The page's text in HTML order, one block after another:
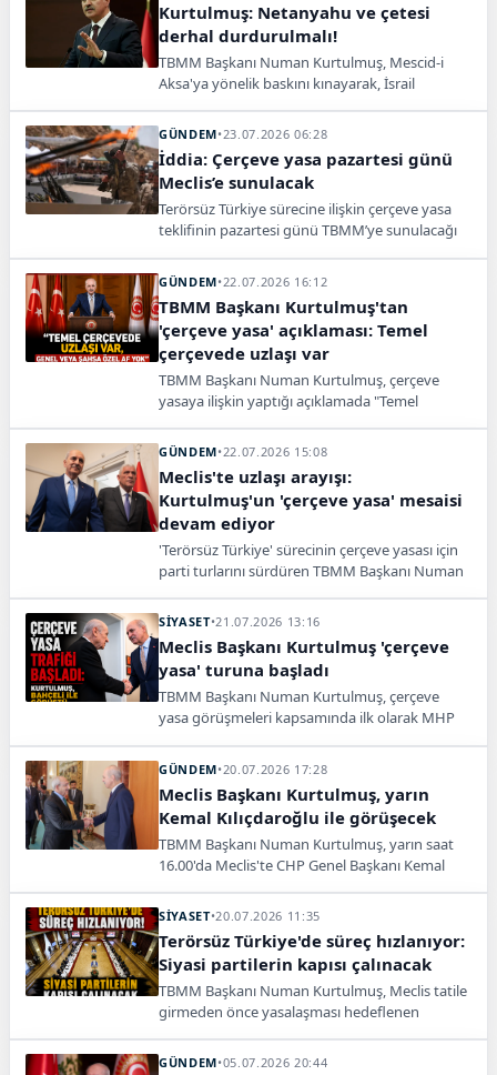
Kurtulmuş: Netanyahu ve çetesi
derhal durdurulmalı!
TBMM Başkanı Numan Kurtulmuş, Mescid-i
Aksa'ya yönelik baskını kınayarak, İsrail
bulundu.
GÜNDEM•23.07.2026 06:28
İddia: Çerçeve yasa pazartesi günü
Meclis’e sunulacak
Terörsüz Türkiye sürecine ilişkin çerçeve yasa
teklifinin pazartesi günü TBMM’ye sunulacağı
sürüldü.
GÜNDEM•22.07.2026 16:12
TBMM Başkanı Kurtulmuş'tan
'çerçeve yasa' açıklaması: Temel
çerçevede uzlaşı var
TBMM Başkanı Numan Kurtulmuş, çerçeve
yasaya ilişkin yaptığı açıklamada "Temel
özel af olmayacak" diyerek yasanın haftaya
GÜNDEM•22.07.2026 15:08
Meclis'te uzlaşı arayışı:
Kurtulmuş'un 'çerçeve yasa' mesaisi
devam ediyor
'Terörsüz Türkiye' sürecinin çerçeve yasası için
parti turlarını sürdüren TBMM Başkanı Numan
Dervişoğlu ile görüşerek başladı.
SİYASET•21.07.2026 13:16
Meclis Başkanı Kurtulmuş 'çerçeve
yasa' turuna başladı
TBMM Başkanı Numan Kurtulmuş, çerçeve
yasa görüşmeleri kapsamında ilk olarak MHP
turlarını başlattı.
GÜNDEM•20.07.2026 17:28
Meclis Başkanı Kurtulmuş, yarın
Kemal Kılıçdaroğlu ile görüşecek
TBMM Başkanı Numan Kurtulmuş, yarın saat
16.00'da Meclis'te CHP Genel Başkanı Kemal
SİYASET•20.07.2026 11:35
Terörsüz Türkiye'de süreç hızlanıyor:
Siyasi partilerin kapısı çalınacak
TBMM Başkanı Numan Kurtulmuş, Meclis tatile
girmeden önce yasalaşması hedeflenen
amacıyla siyasi partileri kapsayan kritik bir
GÜNDEM•05.07.2026 20:44